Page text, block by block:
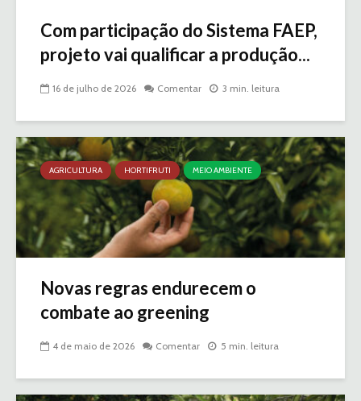
Com participação do Sistema FAEP,
projeto vai qualificar a produção...
16 de julho de 2026 Comentar 3 min. leitura
AGRICULTURA HORTIFRUTI MEIO AMBIENTE
Novas regras endurecem o
combate ao greening
4 de maio de 2026 Comentar 5 min. leitura